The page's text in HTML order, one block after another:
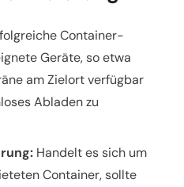
Container-
Geräte, so etwa
am Zielort verfügbar
Abladen zu
Handelt es sich um
Container, sollte